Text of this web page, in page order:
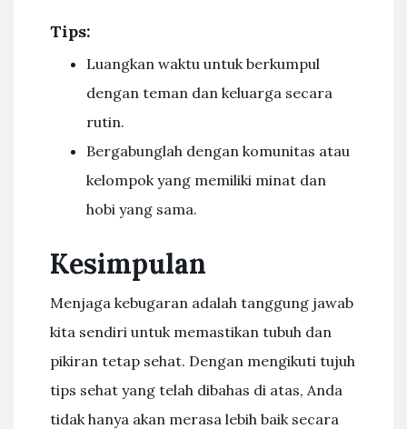
Tips:
Luangkan waktu untuk berkumpul
dengan teman dan keluarga secara
rutin.
Bergabunglah dengan komunitas atau
kelompok yang memiliki minat dan
hobi yang sama.
Kesimpulan
Menjaga kebugaran adalah tanggung jawab
kita sendiri untuk memastikan tubuh dan
pikiran tetap sehat. Dengan mengikuti tujuh
tips sehat yang telah dibahas di atas, Anda
tidak hanya akan merasa lebih baik secara